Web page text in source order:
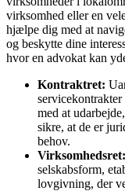
virksomhed eller en
hjælpe dig med at
og beskytte dine
hvor en advokat kan
Kontraktret:
med at
sikre, at de er
behov.
Virksomhedsret:
selskabsform,
lovgivning, der